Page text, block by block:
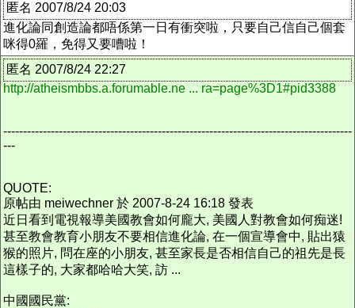
匿名 2007/8/24 20:03
進化論同創造論都唔係第一日有衝突啦，只要自己信自己個套
咪得0羅，免得又要嘈啦！
匿名 2007/8/24 22:27
http://atheismbbs.a.forumable.ne ... ra=page%3D1#pid3388
----------------------------------------------------------------------------------------
---
QUOTE:
原帖由 meiwechner 於 2007-8-24 16:18 發表
近日看到電視報導美國教會如何龐大, 美國人對教會如何痴迷!
甚至教會教育小朋友不要相信進化論, 在一個宣導會中, 貼出猿
猴的照片, 問在座的小朋友, 甚至家長是否相信自己的祖先是長
這樣子的, 大家都哈哈大笑, 訪 ...
中國國民黨: